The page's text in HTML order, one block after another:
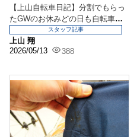
【上山自転車日記】分割でもらっ
たGWのお休みどの日も自転車の
上でああでもないこう...
上山 翔
2026/05/13
388
スタッフ記事